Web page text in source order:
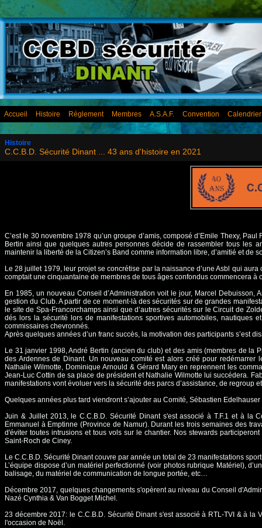
Accueil Histoire Réglement Membres A.S.A.F. Convention
Histoire
C.C.B.D. Sécurité Dinant ... 43 ans d'histoire en 2021
C’est le 30 novembre 1978 qu’un groupe d’amis, composé d’Emile Thexy,
Bertin ainsi que quelques autres personnes décide de rassembler tous les
maintenir la liberté de la Citizen’s Band comme information libre, d’amitié et de
Le 28 juillet 1979, leur projet se concrétise par la naissance d’une Asbl qui
comptait une cinquantaine de membres de tous âges confondus commencera
En 1985, un nouveau Conseil d’Administration voit le jour, Marcel
gestion du Club. A partir de ce moment-là des sécurités sur de grandes
le site de Spa-Francorchamps ainsi que d’autres sécurités sur le Circuit de
dés lors la sécurité lors de manifestations sportives automobiles,
commissaires chevronnés.
Après quelques années d’un franc succès, la motivation des participants s’est
Le 31 janvier 1998, André Bertin (ancien du club) et des amis (membres de
des Ardennes de Dinant. Un nouveau comité est alors créé pour redémarrer
Nathalie Wilmotte, Dominique Arnould & Gérard Mary en reprennent les
Jean-Luc Cottin de sa place de président et Nathalie Wilmotte lui succédera.
manifestations vont évoluer vers la sécurité des parcs d’assistance, de
Quelques années plus tard viendront s’ajouter au Comité, Sébastien
Juin & Juillet 2013, le C.C.B.D. Sécurité Dinant s'est associé à T.F.1 et à la
Emmanuel à Emptinne (Province de Namur). Durant les trois semaines des
d'éviter toutes intrusions et tous vols sur le chantier. Nos stewards
Saint-Roch de Ciney.
Le C.C.B.D. Sécurité Dinant couvre par année un total de 23 manifestations
L’équipe dispose d’un matériel perfectionné (voir photos rubrique Matériel),
balisage, du matériel de communication de longue portée, etc…
Décembre 2017, quelques changements s'opèrent au niveau du Conseil
Nazé Cynthia & Van Bogget Michel.
23 décembre 2017: le C.C.B.D. Sécurité Dinant s'est associé à RTL-TVI & à
l'occasion de Noël.